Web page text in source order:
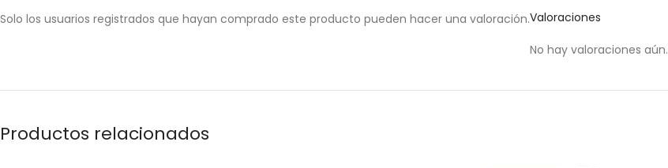
Valoraciones
No hay valoraciones aún.
Solo los usuarios registrados que hayan comprado este producto pueden hacer una valoración.
Productos relacionados